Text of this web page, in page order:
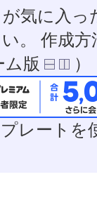
気に入っ
。 作成
ム版
）
プレート